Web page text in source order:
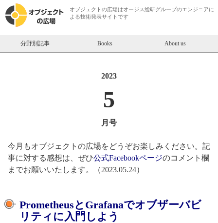
オブジェクトの広場はオージス総研グループのエンジニアに
よる技術発表サイトです
分野別記事 Books About us
2023
5
月号
今月もオブジェクトの広場をどうぞお楽しみください。記
事に対する感想は、ぜひ公式Facebookページのコメント欄
までお願いいたします。（2023.05.24）
PrometheusとGrafanaでオブザーバビ
リティに入門しよう